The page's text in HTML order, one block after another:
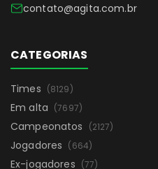
contato@agita.com.br
CATEGORIAS
Times (8129)
Em alta (7697)
Campeonatos (2127)
Jogadores (664)
Ex-jogadores (77)